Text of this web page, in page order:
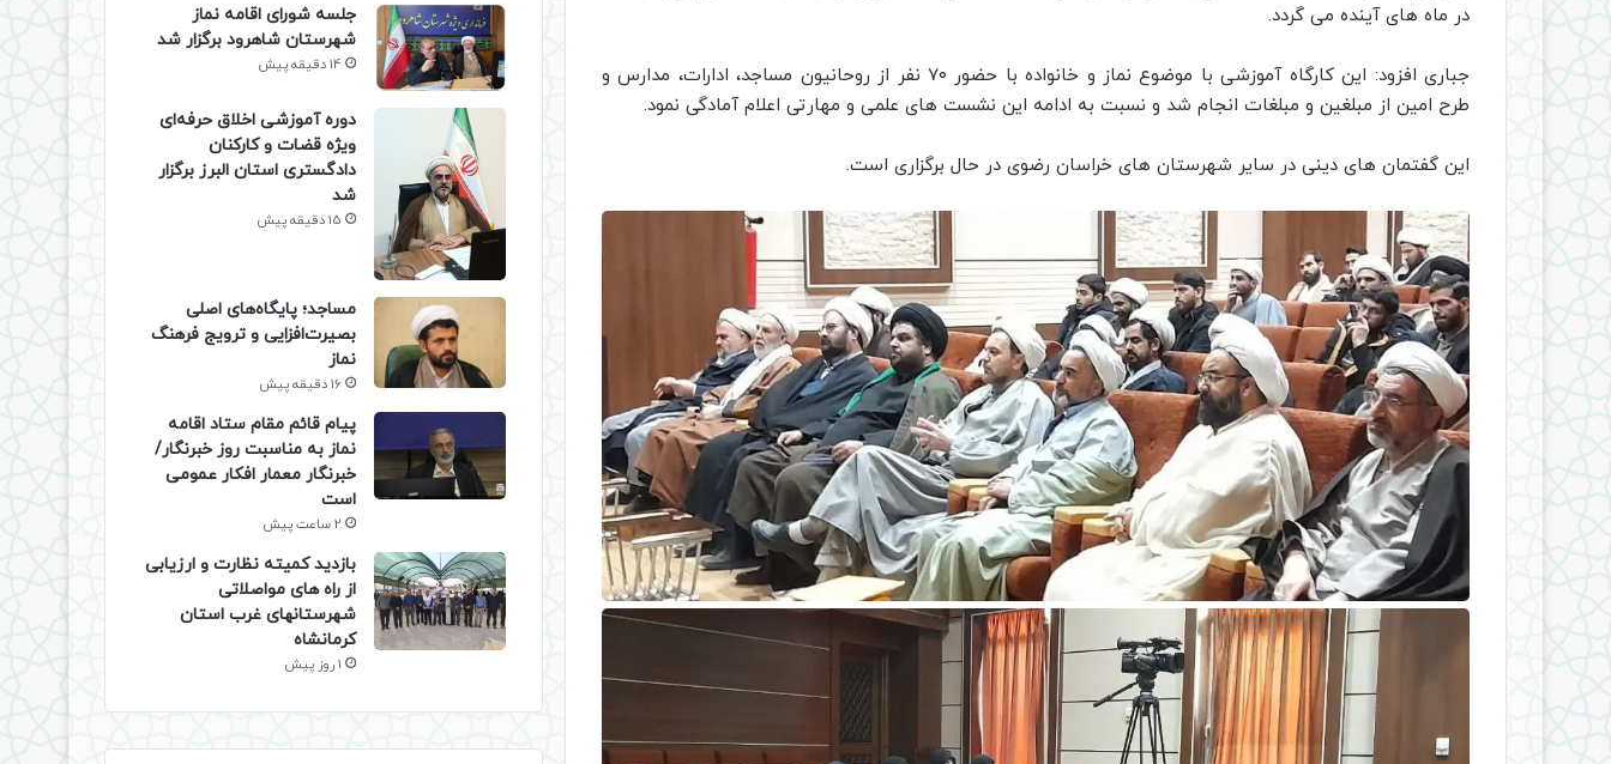
در ماه های آینده می گردد.
جباری افزود: این کارگاه آموزشی با موضوع نماز و خانواده با حضور ۷۰ نفر از روحانیون مساجد، ادارات، مدارس و
طرح امین از مبلغین و مبلغات انجام شد و نسبت به ادامه این نشست های علمی و مهارتی اعلام آمادگی نمود.
این گفتمان های دینی در سایر شهرستان های خراسان رضوی در حال برگزاری است.
جلسه شورای اقامه نماز
شهرستان شاهرود برگزار شد
14 دقیقه پیش
دوره آموزشی اخلاق حرفه‌ای
ویژه قضات و کارکنان
دادگستری استان البرز برگزار
شد
15 دقیقه پیش
​مساجد؛ پایگاه‌های اصلی
بصیرت‌افزایی و ترویج فرهنگ
نماز
16 دقیقه پیش
پیام قائم مقام ستاد اقامه
نماز به مناسبت روز خبرنگار/
خبرنگار معمار افکار عمومی
است
2 ساعت پیش
بازدید کمیته نظارت و ارزیابی
از راه های مواصلاتی
شهرستانهای غرب استان
کرمانشاه
1 روز پیش